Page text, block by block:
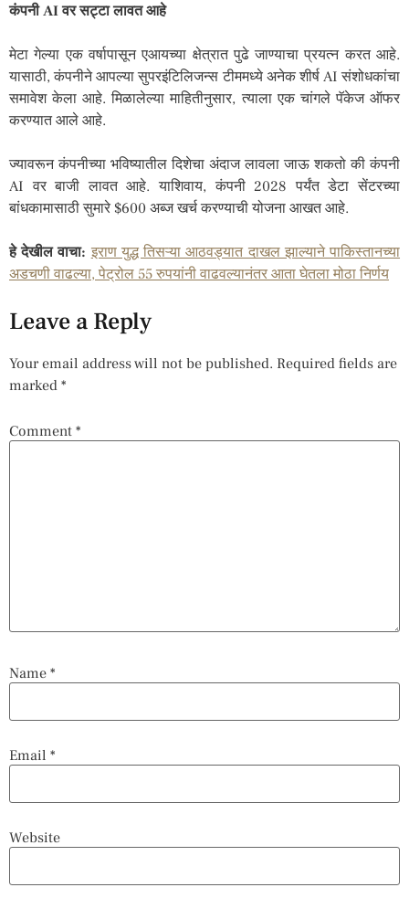
कंपनी AI वर सट्टा लावत आहे
मेटा गेल्या एक वर्षापासून एआयच्या क्षेत्रात पुढे जाण्याचा प्रयत्न करत आहे.
यासाठी, कंपनीने आपल्या सुपरइंटिलिजन्स टीममध्ये अनेक शीर्ष AI संशोधकांचा
समावेश केला आहे. मिळालेल्या माहितीनुसार, त्याला एक चांगले पॅकेज ऑफर
करण्यात आले आहे.
ज्यावरून कंपनीच्या भविष्यातील दिशेचा अंदाज लावला जाऊ शकतो की कंपनी
AI वर बाजी लावत आहे. याशिवाय, कंपनी 2028 पर्यंत डेटा सेंटरच्या
बांधकामासाठी सुमारे $600 अब्ज खर्च करण्याची योजना आखत आहे.
हे देखील वाचा: इराण युद्ध तिसऱ्या आठवड्यात दाखल झाल्याने पाकिस्तानच्या
अडचणी वाढल्या, पेट्रोल 55 रुपयांनी वाढवल्यानंतर आता घेतला मोठा निर्णय
Leave a Reply
Your email address will not be published. Required fields are
marked *
Comment *
Name *
Email *
Website